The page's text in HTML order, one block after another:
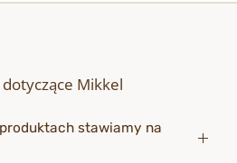
Mikkel
stawiamy na